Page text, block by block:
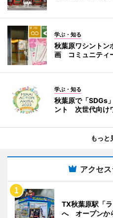
学ぶ・知る
秋葉原ワシントン
画 コミュニティ
学ぶ・知る
秋葉原で「SDGs
ント 次世代向け
もっと
アクセ
TX秋葉原駅「
へ オープンか